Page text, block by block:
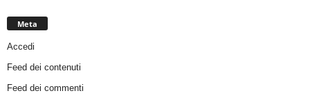
Meta
Accedi
Feed dei contenuti
Feed dei commenti